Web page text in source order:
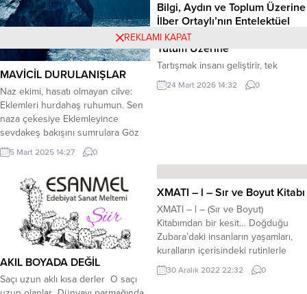
MAVİCİL DURULANIŞLAR
Naz ekimi, hasatı olmayan cilve:
Eklemleri hurdahaş ruhumun. Sen
naza çekesiye Eklemleyince
sevdakeş bakışını sumrulara Göz
sancılarım tutuyor, Sulu sepkenim,
ibrişim boynumda Garipçeyim bir
Gamzâdenim gamzende. Bugün
yine tümcelerin var tonlaması
buselik Tam gibi ama noksan; Oysa
benim harflerim çokça savruldu
kum fırtınalarında. Mavicil
duruşunda durulanıyor...
5 Mart 2025 14:27 0
Bilgi, Aydın ve Toplum Üzerine
İlber Ortaylı’nın Entelektüel
Birikimi ve Beklenen Aydın
Tutum Üzerine
Tartışmak insanı geliştirir, tek
taraflılık körlükten kurtarır. Prof. Dr.
İbrahim Ortaş Prof. Dr. İlber Ortaylı
fırsatı bulmuştum. Bu seminerlerin
Programlara zaman zaman diğer
fakültelerden akademisyenler ve
ilgili kişiler de katılırdı. Çoğunlukla...
24 Mart 2026 14:32 0
AKIL BOYADA DEĞİL
Saçı uzun aklı kısa derler O saçı
XMATI – l – Sır ve Boyut Kitabı
XMATI – l – (Sır ve Boyut)
Kitabımdan bir kesit… Doğduğu
Zubara’daki insanların yaşamları,
kuralların içerisindeki rutinlerle
devam ediyordu. Yazılı kurallar
yoktu sadece nesilden nesile
30 Aralık 2022 22:32 0
REKLAMI KAPAT